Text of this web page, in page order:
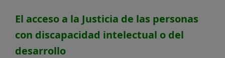
El acceso a la Justicia de las personas
con discapacidad intelectual o del
desarrollo